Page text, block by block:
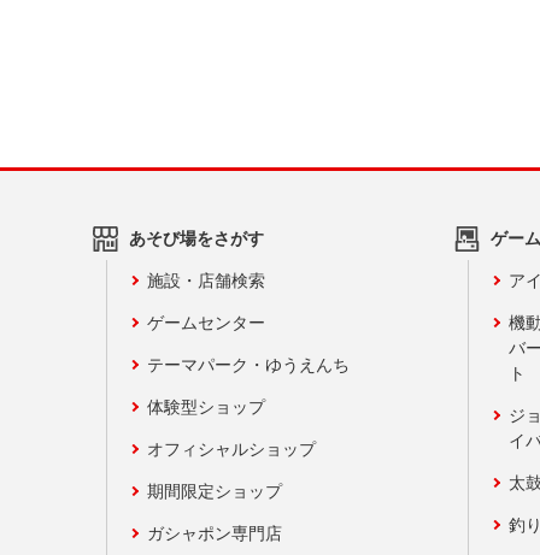
あそび場をさがす
施設・店舗検索
ゲームセンター
テーマパーク・ゆうえんち
体験型ショップ
オフィシャルショップ
期間限定ショップ
ガシャポン専門店
ゲー
ア
機
バ
ト
ジ
イ
太
釣